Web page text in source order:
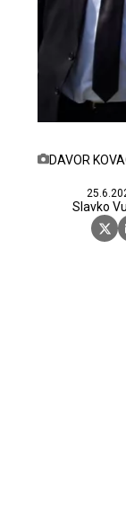
DAVOR
Slavko